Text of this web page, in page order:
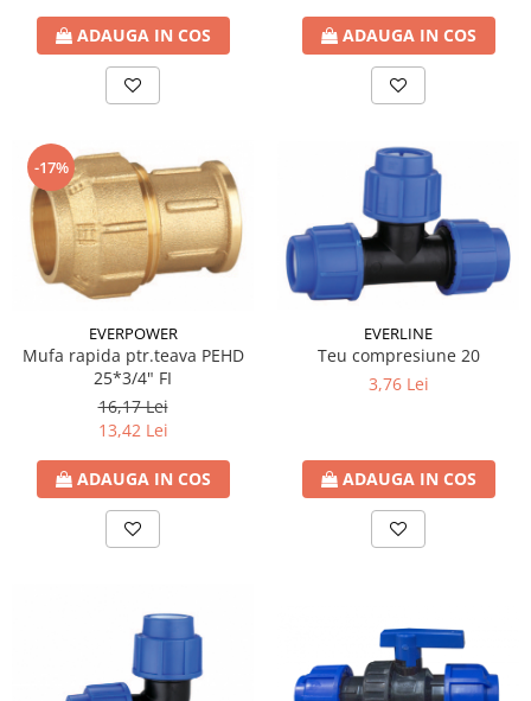
ADAUGA IN COS ADAUGA IN COS
-17%
EVERPOWER
Mufa rapida ptr.teava PEHD
25*3/4" FI
16,17 Lei
13,42 Lei
ADAUGA IN COS
EVERLINE
Teu compresiune 20
3,76 Lei
ADAUGA IN COS